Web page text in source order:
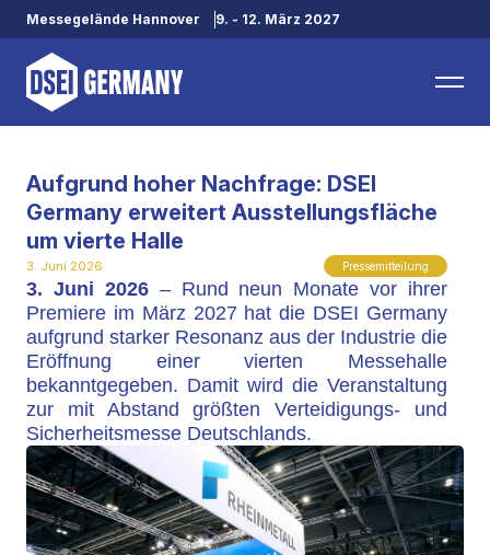
Messegelände Hannover 9. - 12. März 2027
Aufgrund hoher Nachfrage: DSEI
Germany erweitert Ausstellungsfläche
um vierte Halle
3. Juni 2026 Pressemitteilung
3. Juni 2026– Rund neun Monate vor ihrer
Premiere im März 2027 hat die DSEI Germany
aufgrund starker Resonanz aus der Industrie die
Eröffnung einer vierten Messehalle
bekanntgegeben. Damit wird die Veranstaltung
zur mit Abstand größten Verteidigungs- und
Sicherheitsmesse Deutschlands.